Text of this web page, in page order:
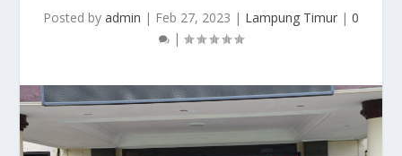
Posted by admin | Feb 27, 2023 | Lampung Timur | 0
|